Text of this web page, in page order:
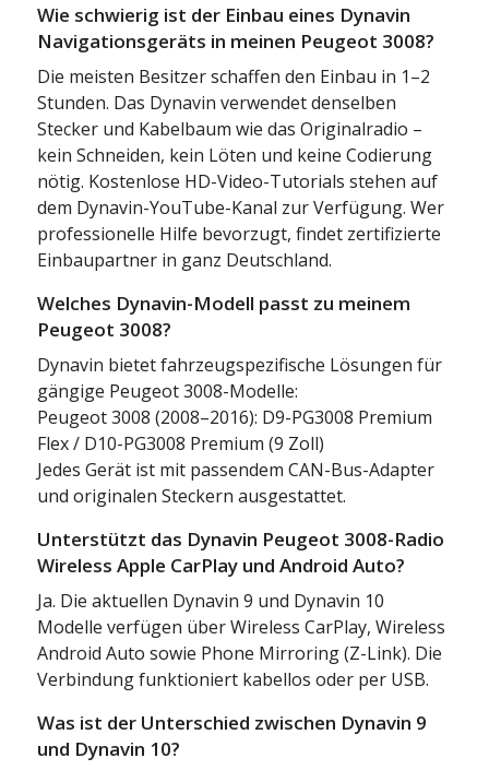
Wie schwierig ist der Einbau eines Dynavin
Navigationsgeräts in meinen Peugeot 3008?
Die meisten Besitzer schaffen den Einbau in 1–2
Stunden. Das Dynavin verwendet denselben
Stecker und Kabelbaum wie das Originalradio –
kein Schneiden, kein Löten und keine Codierung
nötig. Kostenlose HD-Video-Tutorials stehen auf
dem Dynavin-YouTube-Kanal zur Verfügung. Wer
professionelle Hilfe bevorzugt, findet zertifizierte
Einbaupartner in ganz Deutschland.
Welches Dynavin-Modell passt zu meinem
Peugeot 3008?
Dynavin bietet fahrzeugspezifische Lösungen für
gängige Peugeot 3008-Modelle:
Peugeot 3008 (2008–2016): D9-PG3008 Premium
Flex / D10-PG3008 Premium (9 Zoll)
Jedes Gerät ist mit passendem CAN-Bus-Adapter
und originalen Steckern ausgestattet.
Unterstützt das Dynavin Peugeot 3008-Radio
Wireless Apple CarPlay und Android Auto?
Ja. Die aktuellen Dynavin 9 und Dynavin 10
Modelle verfügen über Wireless CarPlay, Wireless
Android Auto sowie Phone Mirroring (Z-Link). Die
Verbindung funktioniert kabellos oder per USB.
Was ist der Unterschied zwischen Dynavin 9
und Dynavin 10?